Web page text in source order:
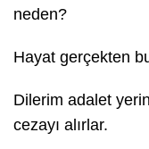
neden?
Hayat gerçekten
Dilerim adalet
cezayı alırlar.